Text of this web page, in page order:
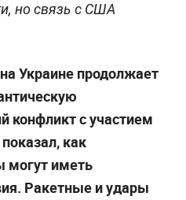
но связь с США
Украине продолжает
конфликт с участием
как
могут иметь
Ракетные и удары